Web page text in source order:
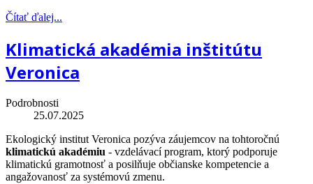
Čítať ďalej...
Klimatická akadémia inštitútu
Veronica
Podrobnosti
25.07.2025
Ekologický institut Veronica pozýva záujemcov na tohtoročnú
klimatickú akadémiu - vzdelávací program, ktorý podporuje
klimatickú gramotnosť a posilňuje občianske kompetencie a
angažovanosť za systémovú zmenu.